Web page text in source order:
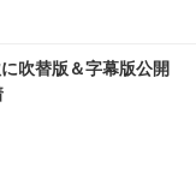
吹替版＆字幕版公開